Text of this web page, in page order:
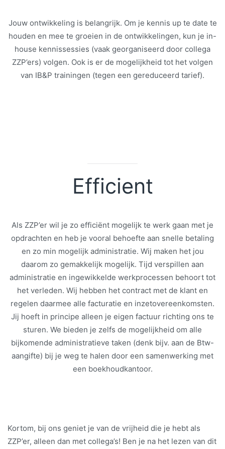
Jouw ontwikkeling is belangrijk. Om je kennis up te date te
houden en mee te groeien in de ontwikkelingen, kun je in-
house kennissessies (vaak georganiseerd door collega
ZZP’ers) volgen. Ook is er de mogelijkheid tot het volgen
van IB&P trainingen (tegen een gereduceerd tarief).
Efficient
Als ZZP’er wil je zo efficiënt mogelijk te werk gaan met je
opdrachten en heb je vooral behoefte aan snelle betaling
en zo min mogelijk administratie. Wij maken het jou
daarom zo gemakkelijk mogelijk. Tijd verspillen aan
administratie en ingewikkelde werkprocessen behoort tot
het verleden. Wij hebben het contract met de klant en
regelen daarmee alle facturatie en inzetovereenkomsten.
Jij hoeft in principe alleen je eigen factuur richting ons te
sturen. We bieden je zelfs de mogelijkheid om alle
bijkomende administratieve taken (denk bijv. aan de Btw-
aangifte) bij je weg te halen door een samenwerking met
een boekhoudkantoor.
Kortom, bij ons geniet je van de vrijheid die je hebt als
ZZP’er, alleen dan met collega’s! Ben je na het lezen van dit